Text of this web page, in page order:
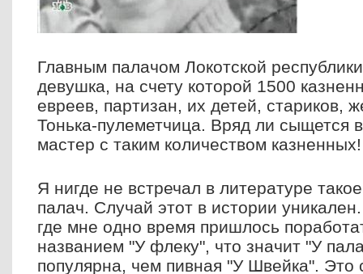
Главным палачом Локотской
девушка, на счету которой 1500
евреев, партизан, их детей, стариков,
Тонька-пулеметчица. Вряд ли сыщется
мастер с таким количеством казненных!
Я нигде не встречал в литературе
палач. Случай этот в истории
где мне одно время пришлось
названием "У флеку", что значит "У
популярна, чем пивная "У Швейка". Это